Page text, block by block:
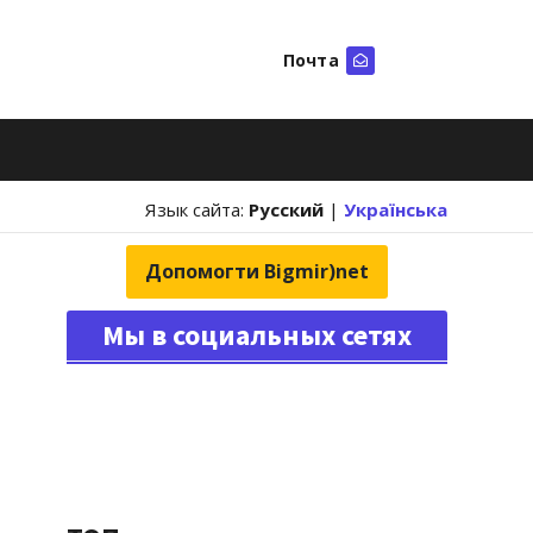
Почта
Язык сайта: Русский | Українська
Допомогти Bigmir)net
Мы в социальных сетях